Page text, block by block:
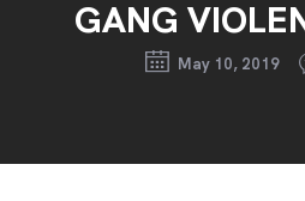
GANG
May 10, 2019